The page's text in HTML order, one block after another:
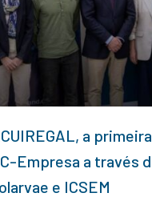
a
Empresa a través
e ICSEM